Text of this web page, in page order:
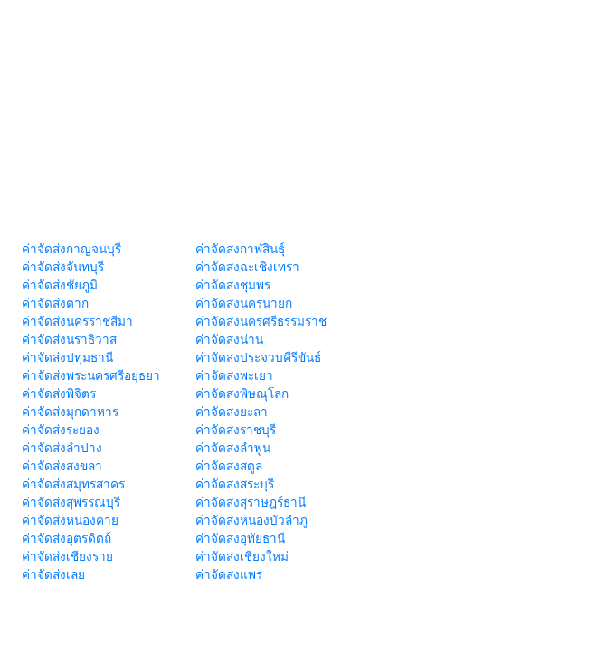
ค่าจัดส่งกาญจนบุรี
ค่าจัดส่งกาฬสินธุ์
ค่าจัดส่งจันทบุรี
ค่าจัดส่งฉะเชิงเทรา
ค่าจัดส่งชัยภูมิ
ค่าจัดส่งชุมพร
ค่าจัดส่งตาก
ค่าจัดส่งนครนายก
ค่าจัดส่งนครราชสีมา
ค่าจัดส่งนครศรีธรรมราช
ค่าจัดส่งนราธิวาส
ค่าจัดส่งน่าน
ค่าจัดส่งปทุมธานี
ค่าจัดส่งประจวบคีรีขันธ์
ค่าจัดส่งพระนครศรีอยุธยา
ค่าจัดส่งพะเยา
ค่าจัดส่งพิจิตร
ค่าจัดส่งพิษณุโลก
ค่าจัดส่งมุกดาหาร
ค่าจัดส่งยะลา
ค่าจัดส่งระยอง
ค่าจัดส่งราชบุรี
ค่าจัดส่งลำปาง
ค่าจัดส่งลำพูน
ค่าจัดส่งสงขลา
ค่าจัดส่งสตูล
ค่าจัดส่งสมุทรสาคร
ค่าจัดส่งสระบุรี
ค่าจัดส่งสุพรรณบุรี
ค่าจัดส่งสุราษฎร์ธานี
ค่าจัดส่งหนองคาย
ค่าจัดส่งหนองบัวลำภู
ค่าจัดส่งอุตรดิตถ์
ค่าจัดส่งอุทัยธานี
ค่าจัดส่งเชียงราย
ค่าจัดส่งเชียงใหม่
ค่าจัดส่งเลย
ค่าจัดส่งแพร่